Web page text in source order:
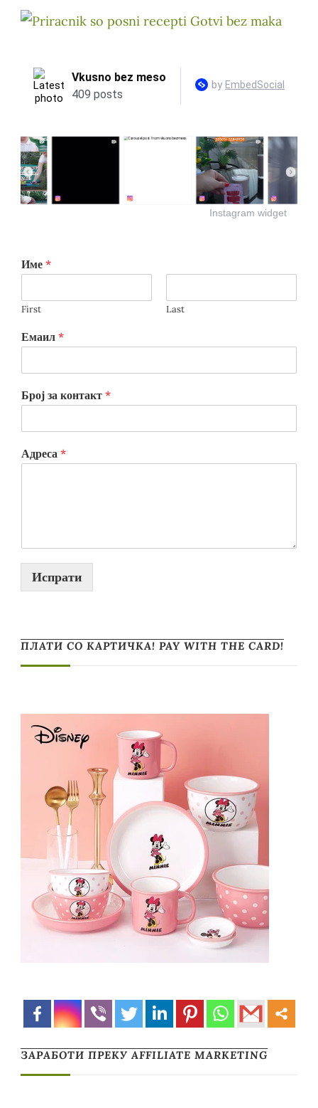
Instagram widget
Име *
First Last
Емаил *
Број за контакт *
Адреса *
Испрати
ПЛАТИ СО КАРТИЧКА! PAY WITH THE CARD!
ЗАРАБОТИ ПРЕКУ AFFILIATE MARKETING